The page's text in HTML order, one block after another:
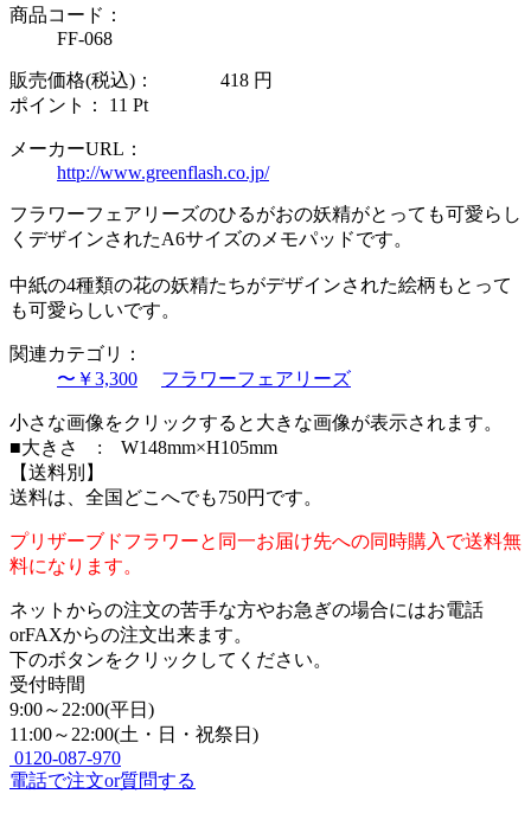
商品コード：
FF-068
販売価格(税込)： 418 円
ポイント： 11 Pt
メーカーURL：
http://www.greenflash.co.jp/
フラワーフェアリーズのひるがおの妖精がとっても可愛らし
くデザインされたA6サイズのメモパッドです。
中紙の4種類の花の妖精たちがデザインされた絵柄もとって
も可愛らしいです。
関連カテゴリ：
〜￥3,300
フラワーフェアリーズ
小さな画像をクリックすると大きな画像が表示されます。
■大きさ : W148mm×H105mm
【送料別】
送料は、全国どこへでも750円です。
プリザーブドフラワーと同一お届け先への同時購入で送料無
料になります。
ネットからの注文の苦手な方やお急ぎの場合にはお電話
orFAXからの注文出来ます。
下のボタンをクリックしてください。
受付時間
9:00～22:00(平日)
11:00～22:00(土・日・祝祭日)
0120-087-970
電話で注文or質問する